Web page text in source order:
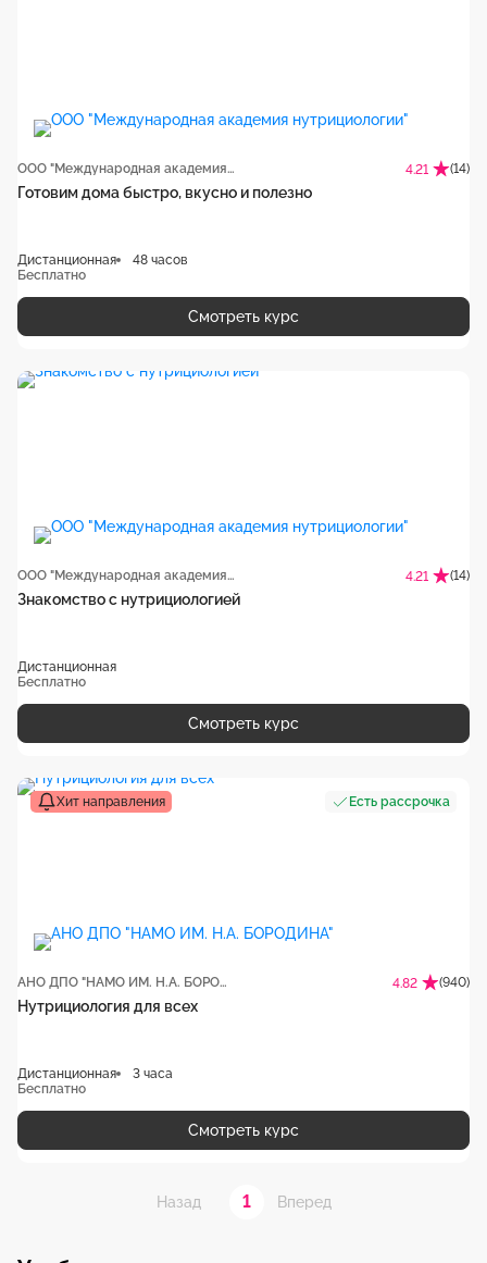
ООО "Международная академия нутрициологии" 4.21 (14)
Готовим дома быстро, вкусно и полезно
Дистанционная
48 часов
Бесплатно
Смотреть курс
ООО "Международная академия нутрициологии" 4.21 (14)
Знакомство с нутрициологией
Дистанционная
Бесплатно
Смотреть курс
Хит направления Есть рассрочка
АНО ДПО "НАМО ИМ. Н.А. БОРОДИНА" 4.82 (940)
Нутрициология для всех
Дистанционная
3 часа
Бесплатно
Смотреть курс
Назад 1 Вперед